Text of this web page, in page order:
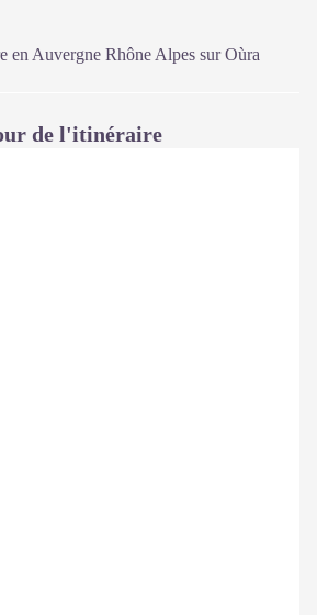
en Auvergne Rhône Alpes surOùra
de l'itinéraire